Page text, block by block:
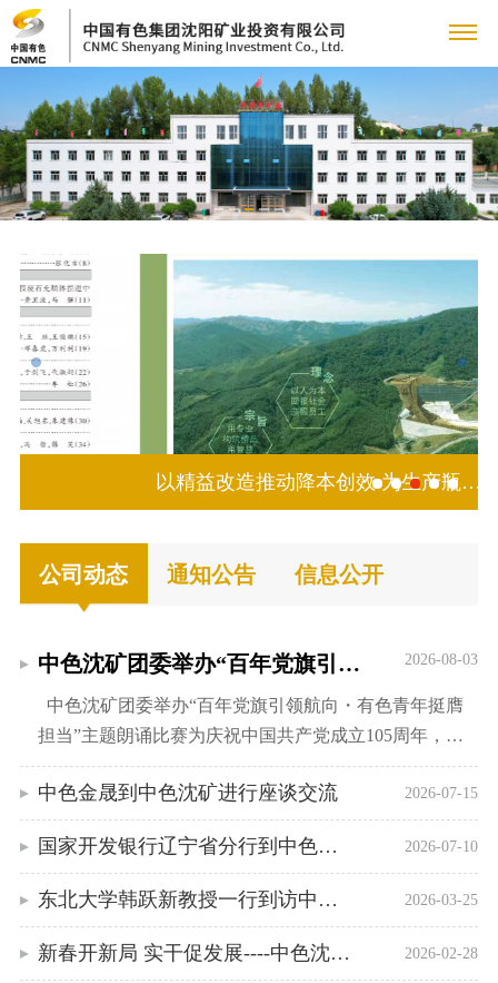
关
于
我
公
简
介
管
理
团
织
联
系
我
们
公
司
态
新
国
要
闻
出
资
企
业
成
企
主
营
矿
资
铜
产
品
中
以精益改造推动降本创效 为生产瓶颈突破提供示范----富邦铜业开展...
公司动态 通知公告 信息公开
中色沈矿团委举办“百年党旗引领航向・有色... 2026-08-03
中色沈矿团委举办“百年党旗引领航向・有色青年挺膺
担当”主题朗诵比赛为庆祝中国共产党成立105周年，铁
岭药剂选送史雅莹演绎的《党旗领航青春兴企》斩获一
等奖；大井子矿业选送的吴静、沈阳研究院选送的迟生
威荣获二等奖；集采事业部选送的孙荻、规划发展部选
送的陈廷钰及大井子矿业选送的刘玉航获评三等奖。
中色金晟到中色沈矿进行座谈交流 2026-07-15
国家开发银行辽宁省分行到中色沈矿进行工作... 2026-07-10
东北大学韩跃新教授一行到访中色沈矿开展合... 2026-03-25
新春开新局 实干促发展----中色沈矿党委召开... 2026-02-28